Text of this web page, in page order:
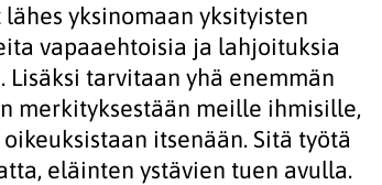
yksinomaan yksityisten
vapaaehtoisia ja lahjoituksia
tarvitaan yhä enemmän
merkityksestään meille ihmisille,
itsenään. Sitä työtä
eläinten ystävien tuen avulla.